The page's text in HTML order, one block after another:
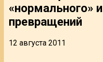
«нормального»
превращений
12 августа 2011